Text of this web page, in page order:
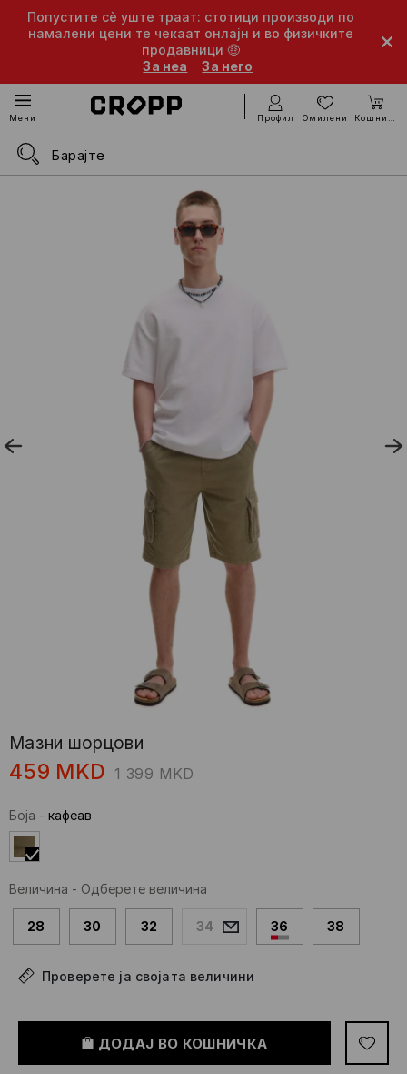
Попустите сè уште траат: стотици производи по
намалени цени те чекаат онлајн и во физичките
продавници 🤑
За неа
За него
Мени Профил Омилени Кошничка
Мазни шорцови
459 MKD 1 399 MKD
Боја - кафеав
Величина - Одберете величина
28 30 32 34 36 38
Проверете ја својата величини
ДОДАЈ ВО КОШНИЧКА